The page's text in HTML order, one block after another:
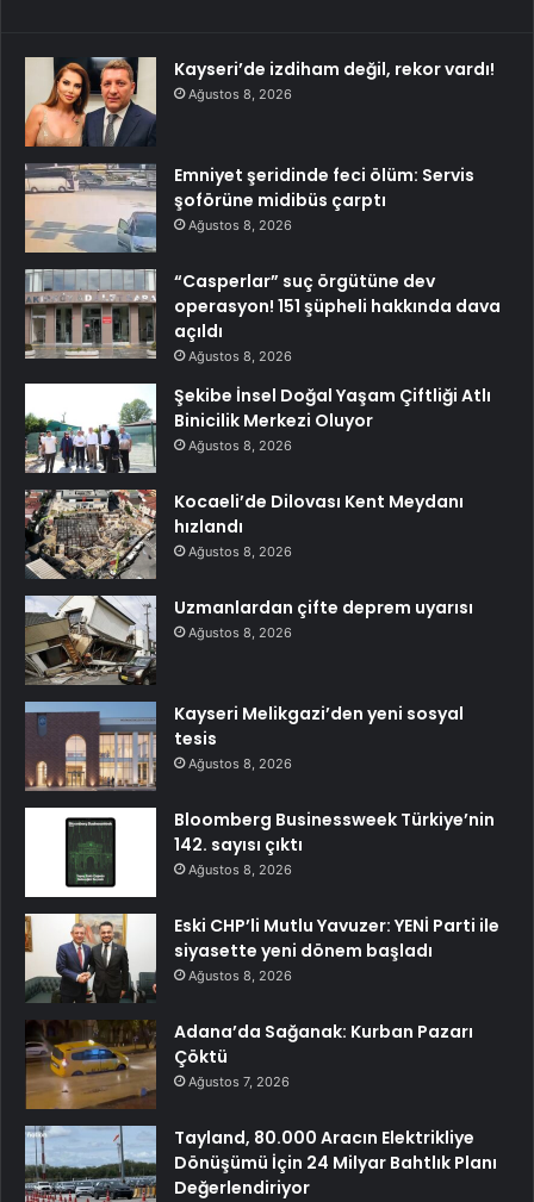
Kayseri’de izdiham değil, rekor vardı!
Ağustos 8, 2026
Emniyet şeridinde feci ölüm: Servis
şoförüne midibüs çarptı
Ağustos 8, 2026
“Casperlar” suç örgütüne dev
operasyon! 151 şüpheli hakkında dava
açıldı
Ağustos 8, 2026
Şekibe İnsel Doğal Yaşam Çiftliği Atlı
Binicilik Merkezi Oluyor
Ağustos 8, 2026
Kocaeli’de Dilovası Kent Meydanı
hızlandı
Ağustos 8, 2026
Uzmanlardan çifte deprem uyarısı
Ağustos 8, 2026
Kayseri Melikgazi’den yeni sosyal
tesis
Ağustos 8, 2026
Bloomberg Businessweek Türkiye’nin
142. sayısı çıktı
Ağustos 8, 2026
Eski CHP’li Mutlu Yavuzer: YENİ Parti ile
siyasette yeni dönem başladı
Ağustos 8, 2026
Adana’da Sağanak: Kurban Pazarı
Çöktü
Ağustos 7, 2026
Tayland, 80.000 Aracın Elektrikliye
Dönüşümü İçin 24 Milyar Bahtlık Planı
Değerlendiriyor